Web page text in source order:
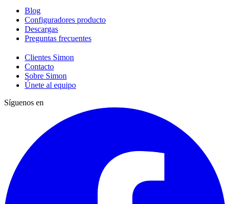
Blog
Configuradores producto
Descargas
Preguntas frecuentes
Clientes Simon
Contacto
Sobre Simon
Únete al equipo
Síguenos en